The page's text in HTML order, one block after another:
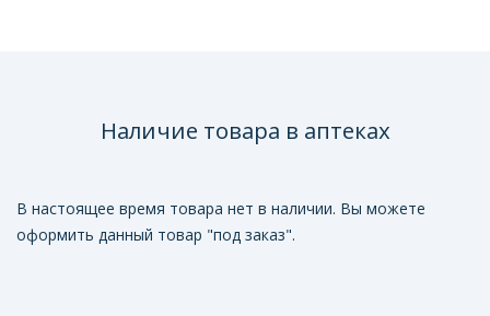
Наличие товара в аптеках
В настоящее время товара нет в наличии. Вы можете
оформить данный товар "под заказ".